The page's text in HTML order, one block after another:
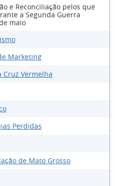
e Reconciliação pelos que
a Segunda Guerra
maio
Marketing
Vermelha
Perdidas
de Mato Grosso